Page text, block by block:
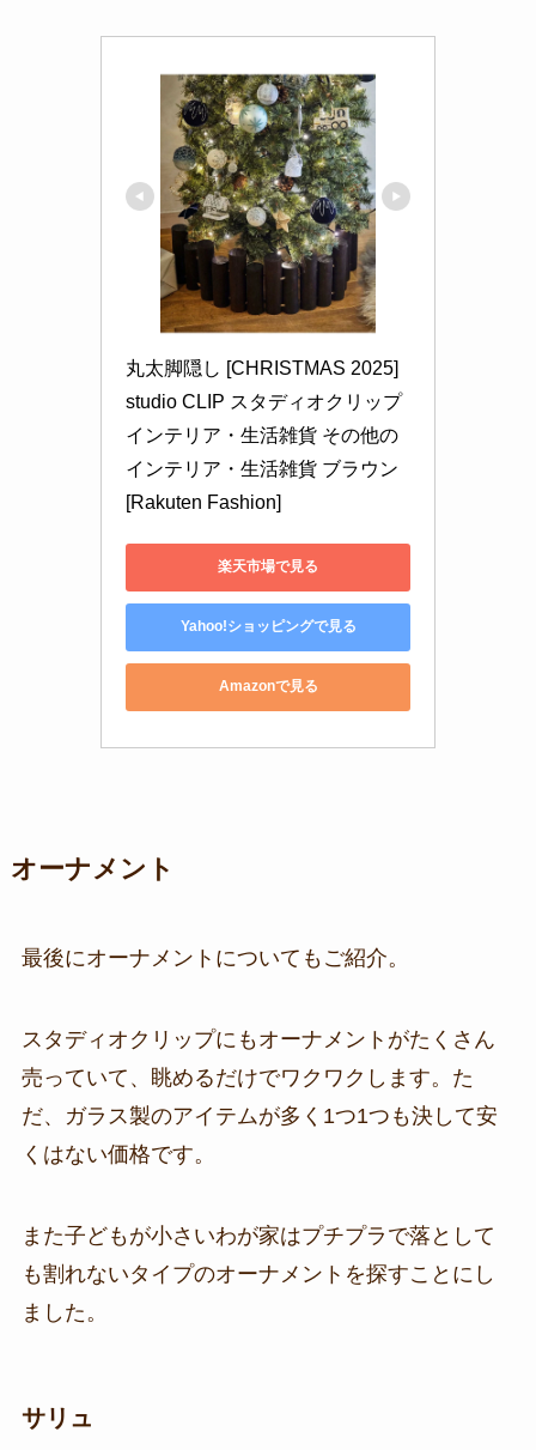
丸太脚隠し [CHRISTMAS 2025]
studio CLIP スタディオクリップ
インテリア・生活雑貨 その他の
インテリア・生活雑貨 ブラウン
[Rakuten Fashion]
楽天市場で見る
Yahoo!ショッピングで見る
Amazonで見る
オーナメント
最後にオーナメントについてもご紹介。
スタディオクリップにもオーナメントがたくさん
売っていて、眺めるだけでワクワクします。た
だ、ガラス製のアイテムが多く1つ1つも決して安
くはない価格です。
また子どもが小さいわが家はプチプラで落として
も割れないタイプのオーナメントを探すことにし
ました。
サリュ